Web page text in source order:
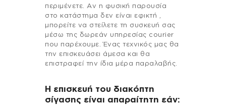
περιμένετε. Αν η φυσική παρουσία
στο κατάστημα δεν είναι εφικτή ,
μπορείτε να στείλετε τη συσκευή σας
μέσω της δωρεάν υπηρεσίας courier
που παρέχουμε. Ένας τεχνικός μας θα
την επισκευάσει άμεσα και θα
επιστραφεί την ίδια μέρα παραλαβής.
Η επισκευή του διακόπτη
σίγασης είναι απαραίτητη εάν: